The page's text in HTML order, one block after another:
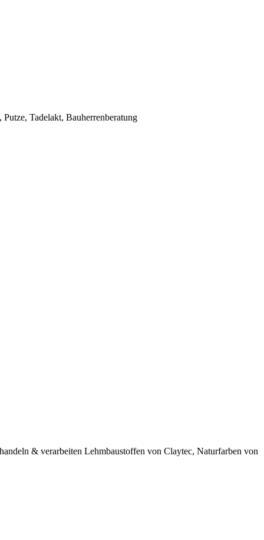
Tadelakt, Bauherrenberatung
& verarbeiten Lehmbaustoffen von Claytec, Naturfarben von